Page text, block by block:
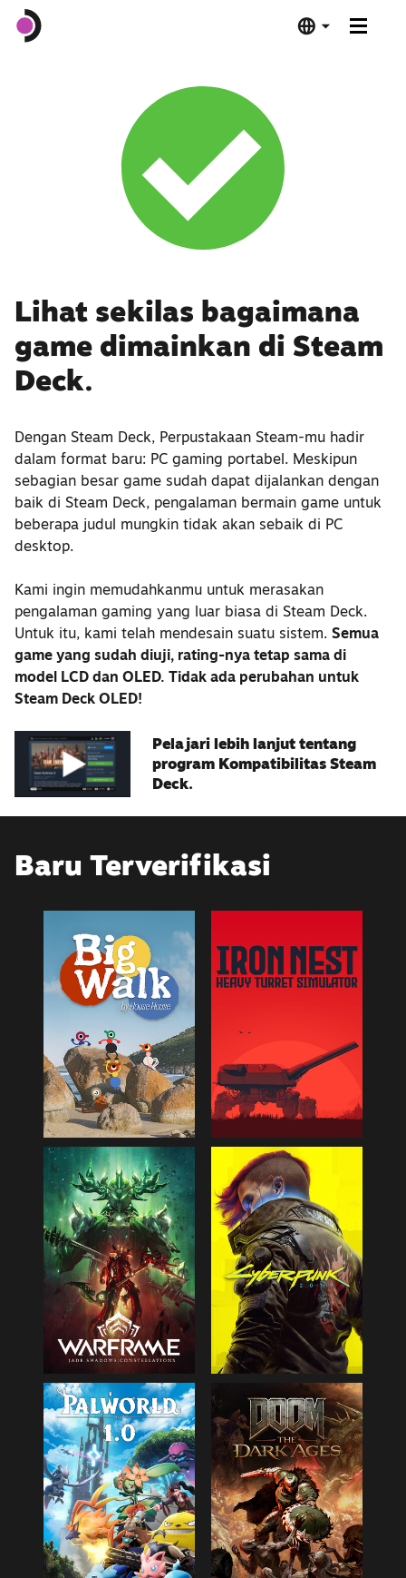
Spesifikasi
Lihat sekilas bagaimana
game dimainkan di Steam
Deck.
Dengan Steam Deck, Perpustakaan Steam-mu hadir
dalam format baru: PC gaming portabel. Meskipun
sebagian besar game sudah dapat dijalankan dengan
baik di Steam Deck, pengalaman bermain game untuk
beberapa judul mungkin tidak akan sebaik di PC
desktop.
Kami ingin memudahkanmu untuk merasakan
pengalaman gaming yang luar biasa di Steam Deck.
Untuk itu, kami telah mendesain suatu sistem.Semua
game yang sudah diuji, rating-nya tetap sama di
model LCD dan OLED. Tidak ada perubahan untuk
Steam Deck OLED!
Pelajari lebih lanjut tentang
program Kompatibilitas Steam
Deck.
Baru Terverifikasi